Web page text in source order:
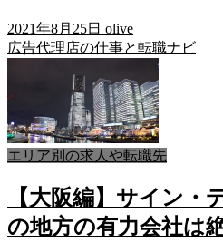
2021年8月25日 olive
広告代理店の仕事と転職ナビ
エリア別の求人や転職先
【大阪編】サイン・
の地方の有力会社は